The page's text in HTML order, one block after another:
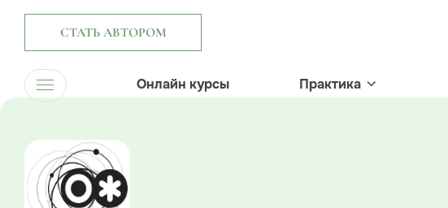
СТАТЬ АВТОРОМ
Онлайн курсы Практика